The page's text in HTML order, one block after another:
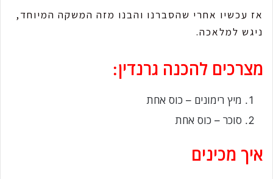
אז עכשיו אחרי שהסברנו והבנו מזה המשקה המיוחד,
ניגש למלאכה.
מצרכים להכנה גרנדין:
מיץ רימונים – כוס אחת
סוכר – כוס אחת
איך מכינים